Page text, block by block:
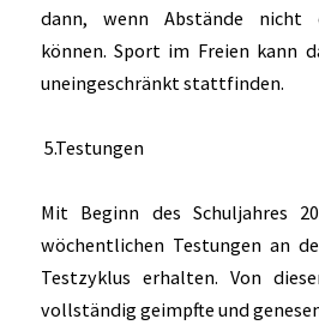
dann, wenn Abstände nicht
können. Sport im Freien kann
uneingeschränkt stattfinden.
5.Testungen
Mit Beginn des Schuljahres
wöchentlichen Testungen an
Testzyklus erhalten. Von
vollständig geimpfte und